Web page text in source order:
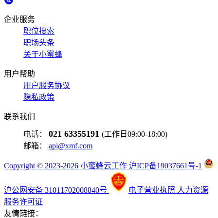
企业服务
职位搜索
职场头条
关于小蜜蜂
用户帮助
用户服务协议
隐私政策
联系我们
电话： 021 63355191 (工作日09:00-18:00)
邮箱： api@xmf.com
Copyright © 2023-2026 小蜜蜂云工作 沪ICP备19037661号-1
沪公网安备 31011702008840号 电子营业执照 人力资源
服务许可证
友情链接：